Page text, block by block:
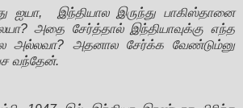
ஐயா, இந்தியால இருந்து பாகிஸ்தானை
அதை சேர்த்தால் இந்தியாவுக்கு எந்த
அல்லவா? அதனால சேர்க்க வேண்டும்னு
வந்தேன்.